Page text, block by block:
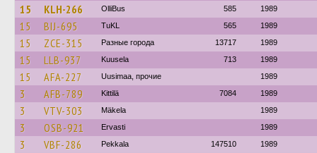
15 KLH-266 OlliBus 585 1989
15 BIJ-695 TuKL 565 1989
15 ZCE-315 Разные города 13717 1989
15 LLB-937 Kuusela 713 1989
15 AFA-227 Uusimaa, прочие 1989
3 AFB-789 Kittilä 7084 1989
3 VTV-303 Mäkela 1989
3 OSB-921 Ervasti 1989
3 VBF-286 Pekkala 147510 1989